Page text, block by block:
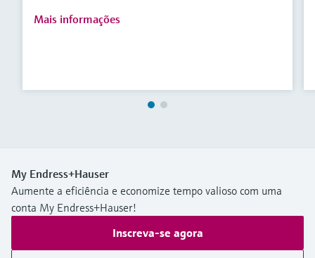
Mais informações
My Endress+Hauser
Aumente a eficiência e economize tempo valioso com uma
conta My Endress+Hauser!
Inscreva-se agora